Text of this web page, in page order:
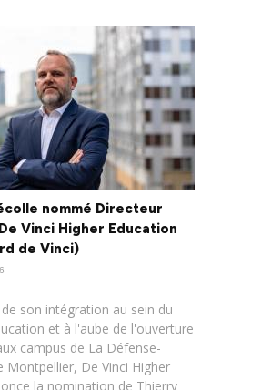
nommé Directeur
Vinci Higher Education
de Vinci)
son intégration au sein du
et à l'aube de l'ouverture
campus de La Défense-
Montpellier, De Vinci Higher
la nomination de Thierry